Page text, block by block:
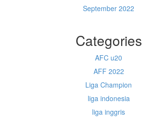
September 2022
Categories
AFC u20
AFF 2022
Liga Champion
liga indonesia
liga inggris